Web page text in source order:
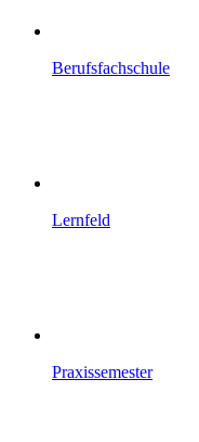
Berufsfachschule
Lernfeld
Praxissemester